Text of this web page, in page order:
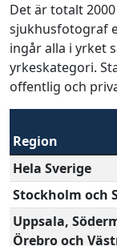
Det är totalt
sjukhusfotograf
ingår alla i yrket
yrkeskategori.
offentlig och
Region
Hela Sverige
Stockholm och
Uppsala,
Örebro och